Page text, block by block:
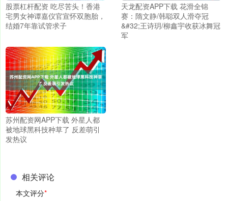
股票杠杆配资 吃尽苦头！香港
宅男女神谭嘉仪官宣怀双胞胎，
结婚7年靠试管求子
天龙配资APP下载 花滑全锦
赛：隋文静/韩聪双人滑夺冠
&#32;王诗玥/柳鑫宇收获冰舞冠
军
苏州配资网APP下载 外星人都
被地球黑科技种草了 反差萌引
发热议
相关评论
本文评分*